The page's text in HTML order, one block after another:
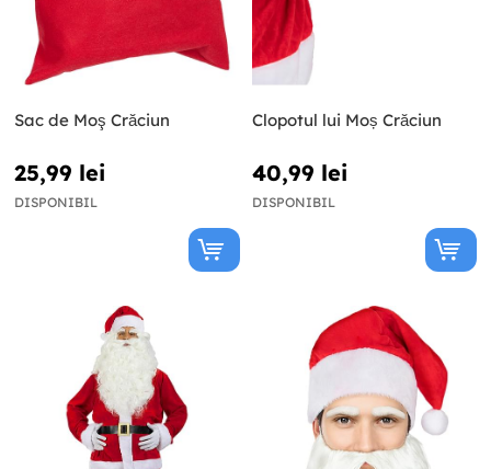
Sac de Moş Crăciun
25,99 lei
DISPONIBIL
Clopotul lui Moș Crăciun
40,99 lei
DISPONIBIL